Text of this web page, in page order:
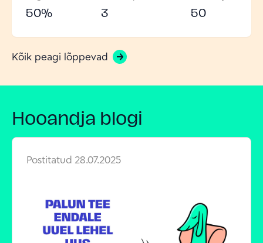
50% 3 50
Kõik peagi lõppevad
Hooandja blogi
Postitatud 28.07.2025